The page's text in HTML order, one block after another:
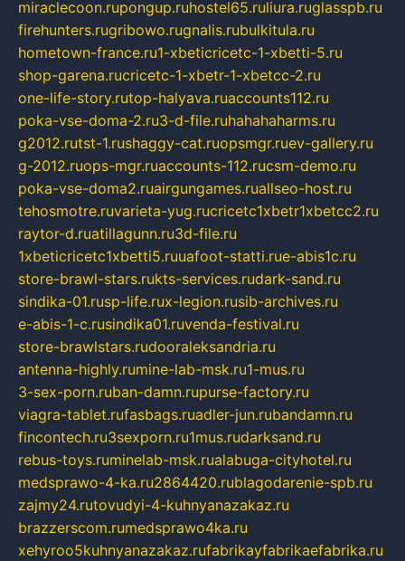
miraclecoon.rupongup.ruhostel65.ruliura.ruglasspb.ru
firehunters.rugribowo.rugnalis.rubulkitula.ru
hometown-france.ru1-xbeticricetc-1-xbetti-5.ru
shop-garena.rucricetc-1-xbetr-1-xbetcc-2.ru
one-life-story.rutop-halyava.ruaccounts112.ru
poka-vse-doma-2.ru3-d-file.ruhahahaharms.ru
g2012.rutst-1.rushaggy-cat.ruopsmgr.ruev-gallery.ru
g-2012.ruops-mgr.ruaccounts-112.rucsm-demo.ru
poka-vse-doma2.ruairgungames.ruallseo-host.ru
tehosmotre.ruvarieta-yug.rucricetc1xbetr1xbetcc2.ru
raytor-d.ruatillagunn.ru3d-file.ru
1xbeticricetc1xbetti5.ruuafoot-statti.rue-abis1c.ru
store-brawl-stars.rukts-services.rudark-sand.ru
sindika-01.rusp-life.rux-legion.rusib-archives.ru
e-abis-1-c.rusindika01.ruvenda-festival.ru
store-brawlstars.rudooraleksandria.ru
antenna-highly.rumine-lab-msk.ru1-mus.ru
3-sex-porn.ruban-damn.rupurse-factory.ru
viagra-tablet.rufasbags.ruadler-jun.rubandamn.ru
fincontech.ru3sexporn.ru1mus.rudarksand.ru
rebus-toys.ruminelab-msk.rualabuga-cityhotel.ru
medsprawo-4-ka.ru2864420.rublagodarenie-spb.ru
zajmy24.rutovudyi-4-kuhnyanazakaz.ru
brazzerscom.rumedsprawo4ka.ru
xehyroo5kuhnyanazakaz.rufabrikayfabrikaefabrika.ru